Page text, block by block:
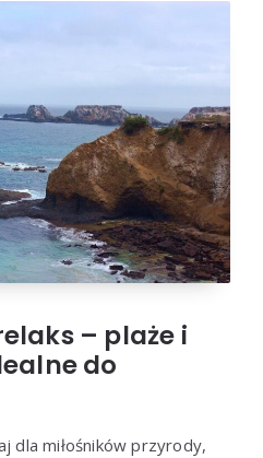
– plaże i
do
dla miłośników przyrody,